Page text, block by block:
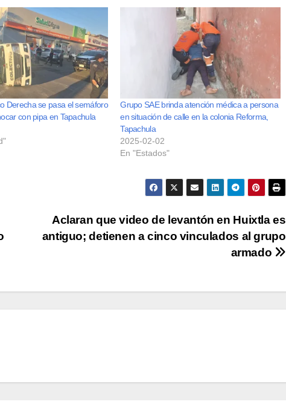
Derecha se pasa el semáforo
con pipa en Tapachula
Grupo SAE brinda atención médica a persona
en situación de calle en la colonia Reforma,
Tapachula
2025-02-02
En "Estados"
Aclaran que video de levantón en Huixtla es
antiguo; detienen a cinco vinculados al grupo
armado